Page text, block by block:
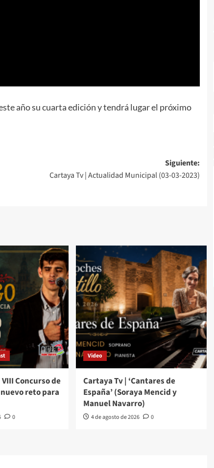
año su cuarta edición y tendrá lugar el próximo
Siguiente:
Cartaya Tv | Actualidad Municipal (03-03-2023)
Concurso de
reto para
0
Video
Cartaya Tv | ‘Cantares de
España’ (Soraya Mencid y
Manuel Navarro)
4 de agosto de 2026 0